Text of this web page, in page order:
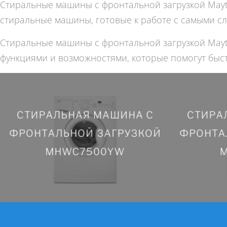
Стиральные машины с фронтальной загрузкой
стиральные машины, готовые к работе с самыми
Стиральные машины с фронтальной загрузкой
функциями и возможностями, которые помогут
СТИРАЛЬНАЯ МАШИНА С
ФРОНТАЛЬНОЙ ЗАГРУЗКОЙ
MHWC7500YW
СТИРАЛЬНАЯ МАШИНА С
ФРОНТАЛЬНОЙ ЗАГРУЗКОЙ
MHWC7500YW